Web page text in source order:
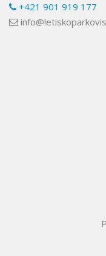
+421 901 919 177